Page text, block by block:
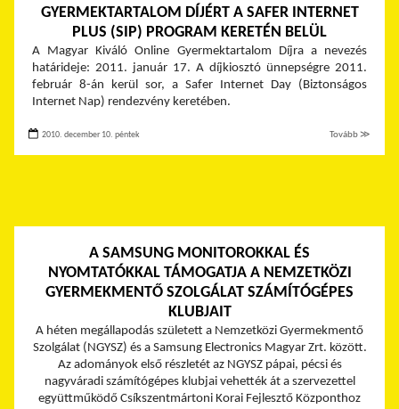
GYERMEKTARTALOM DÍJÉRT A SAFER INTERNET
PLUS (SIP) PROGRAM KERETÉN BELÜL
A Magyar Kiváló Online Gyermektartalom Díjra a nevezés
határideje: 2011. január 17. A díjkiosztó ünnepségre 2011.
február 8-án kerül sor, a Safer Internet Day (Biztonságos
Internet Nap) rendezvény keretében.
2010. december 10. péntek Tovább ≫
A SAMSUNG MONITOROKKAL ÉS
NYOMTATÓKKAL TÁMOGATJA A NEMZETKÖZI
GYERMEKMENTŐ SZOLGÁLAT SZÁMÍTÓGÉPES
KLUBJAIT
A héten megállapodás született a Nemzetközi Gyermekmentő
Szolgálat (NGYSZ) és a Samsung Electronics Magyar Zrt. között.
Az adományok első részletét az NGYSZ pápai, pécsi és
nagyváradi számítógépes klubjai vehették át a szervezettel
együttműködő Csíkszentmártoni Korai Fejlesztő Központhoz